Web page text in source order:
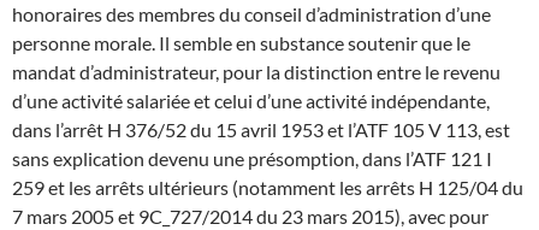
honoraires des membres du conseil d’administration d’une
personne morale. Il semble en substance soutenir que le
mandat d’administrateur, pour la distinction entre le revenu
d’une activité salariée et celui d’une activité indépendante,
dans l’arrêt H 376/52 du 15 avril 1953 et l’ATF 105 V 113, est
sans explication devenu une présomption, dans l’ATF 121 I
259 et les arrêts ultérieurs (notamment les arrêts H 125/04 du
7 mars 2005 et 9C_727/2014 du 23 mars 2015), avec pour